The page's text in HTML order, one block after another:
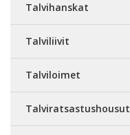
Talvihanskat
Talviliivit
Talviloimet
Talviratsastushousut